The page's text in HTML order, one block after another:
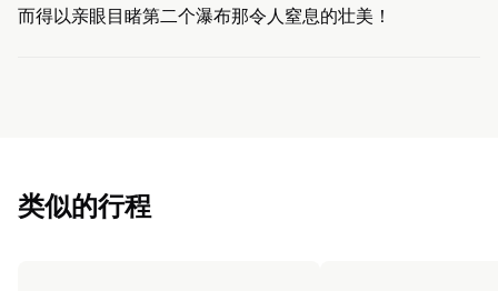
而得以亲眼目睹第二个瀑布那令人窒息的壮美！
类似的行程